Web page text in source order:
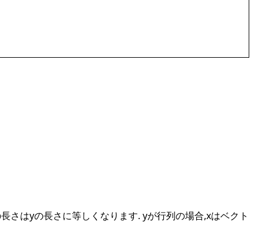
さはyの長さに等しくなります. yが行列の場合,xはベクト